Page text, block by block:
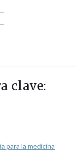
clave:
para la medicina